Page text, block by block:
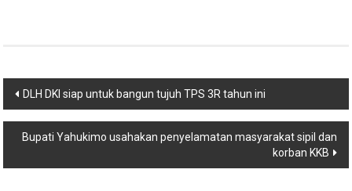
Post
navigation
DLH DKI siap untuk bangun tujuh TPS 3R tahun ini
Bupati Yahukimo usahakan penyelamatan masyarakat sipil dan
korban KKB